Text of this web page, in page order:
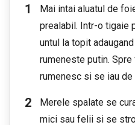
Mai intai aluatul de
prealabil. Intr-o tigaie
untul la topit
rumeneste putin.
rumenesc si se iau de
Merele spalate se
mici sau felii si se